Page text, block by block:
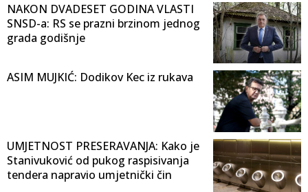
NAKON DVADESET GODINA VLASTI
SNSD-a: RS se prazni brzinom jednog
grada godišnje
ASIM MUJKIĆ: Dodikov Kec iz rukava
UMJETNOST PRESERAVANJA: Kako je
Stanivuković od pukog raspisivanja
tendera napravio umjetnički čin